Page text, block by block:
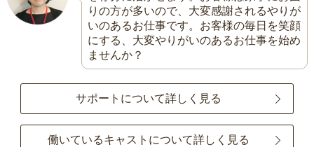
りの方が多いので、大変感謝されるやりが
いのあるお仕事です。お客様の毎日を笑顔
にする、大変やりがいのあるお仕事を始め
ませんか？
サポートについて詳しく見る
働いているキャストについて詳しく見る